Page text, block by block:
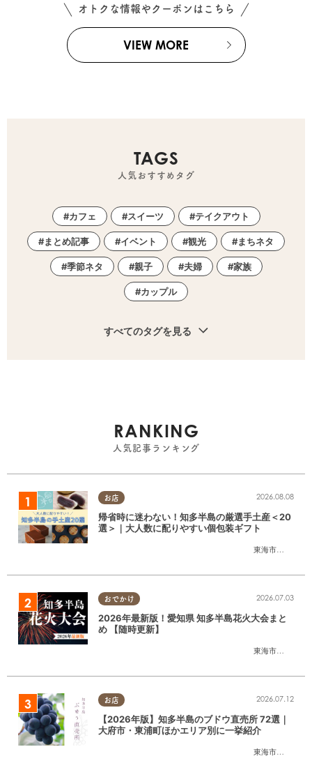
オトクな情報やクーポンはこちら
VIEW MORE
TAGS
人気おすすめタグ
カフェ スイーツ テイクアウト
まとめ記事 イベント 観光 まちネタ
季節ネタ 親子 夫婦 家族
カップル
すべてのタグを見る
RANKING
人気記事ランキング
お店
東海市大府市
2026.08.08
帰省時に迷わない！知多半島の厳選手土産＜20
選＞｜大人数に配りやすい個包装ギフト
おでかけ
東海市大府市
2026.07.03
2026年最新版！愛知県 知多半島花火大会まと
め 【随時更新】
お店
東海市大府市
2026.07.12
【2026年版】知多半島のブドウ直売所 72選｜
大府市・東浦町ほかエリア別に一挙紹介